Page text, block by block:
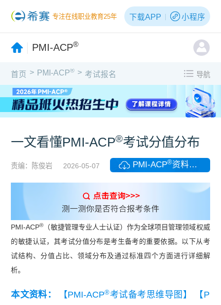
专注在线职业教育25年 下载APP 小程序
PMI-ACP®
首页 > PMI-ACP® > 考试报名 导航
广告
一文看懂PMI-ACP®考试分值分布
责编：陈俊岩 2026-05-07 PMI-ACP®资料领取
PMI-ACP®
（敏捷管理专业人士认证）作为全球项目管理领域权威
的敏捷认证，其考试分值分布是考生备考的重要依据。以下从考
试结构、分值占比、领域分布及通过标准四个方面进行详细解
析。
本文资料： 【PMI-ACP®考试备考思维导图】
【P